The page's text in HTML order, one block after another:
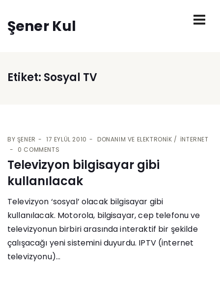
Şener Kul
Etiket: Sosyal TV
BY ŞENER 17 EYLÜL 2010 DONANIM VE ELEKTRONIK
İNTERNET
0 COMMENTS
Televizyon bilgisayar gibi
kullanılacak
Televizyon ‘sosyal’ olacak bilgisayar gibi
kullanılacak. Motorola, bilgisayar, cep telefonu ve
televizyonun birbiri arasında interaktif bir şekilde
çalışacağı yeni sistemini duyurdu. IPTV (internet
televizyonu)...